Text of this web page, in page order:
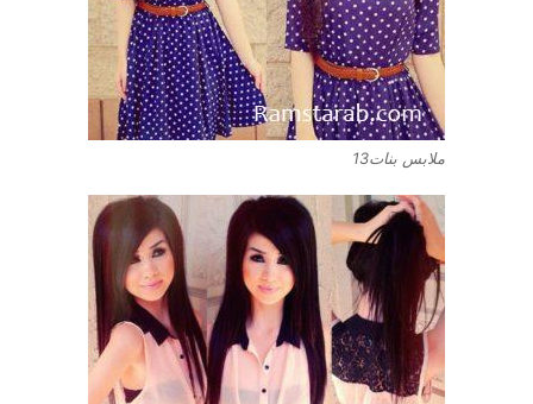
ملابس بنات13